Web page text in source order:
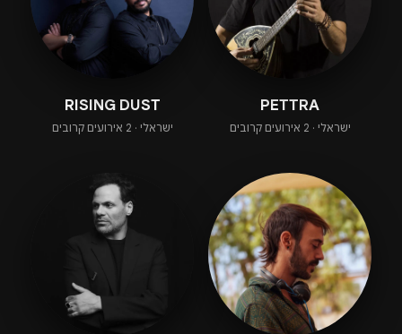
PETTRA
ישראלי · 2 אירועים קרובים
RISING DUST
ישראלי · 2 אירועים קרובים